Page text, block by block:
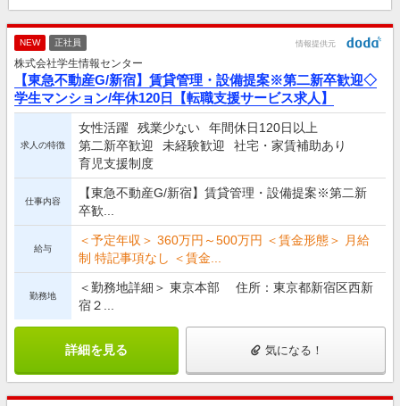
NEW 正社員 情報提供元
株式会社学生情報センター
【東急不動産G/新宿】賃貸管理・設備提案※第二新卒歓迎◇
学生マンション/年休120日【転職支援サービス求人】
求人の特徴
女性活躍 残業少ない
年間休日120日以上
第二新卒歓迎
未経験歓迎
社宅・家賃補助あり
育児支援制度
仕事内容
【東急不動産G/新宿】賃貸管理・設備提案※第二新
卒歓...
給与
＜予定年収＞ 360万円～500万円 ＜賃金形態＞ 月給
制 特記事項なし ＜賃金...
勤務地
＜勤務地詳細＞ 東京本部 住所：東京都新宿区西新
宿２...
詳細を見る 気になる！